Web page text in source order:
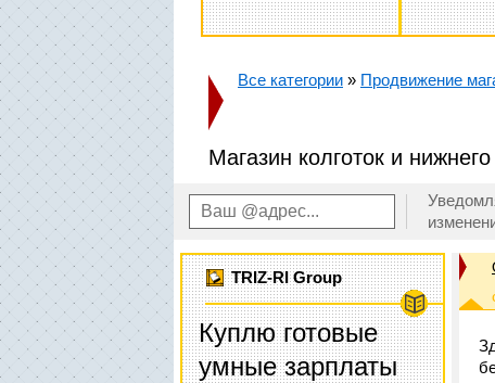
Все категории » Продвижение
Магазин колготок и
TRIZ-RI Group
Куплю готовые
умные зарплаты